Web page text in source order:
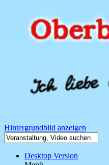
Hintergrundbild anzeigen
Desktop Version